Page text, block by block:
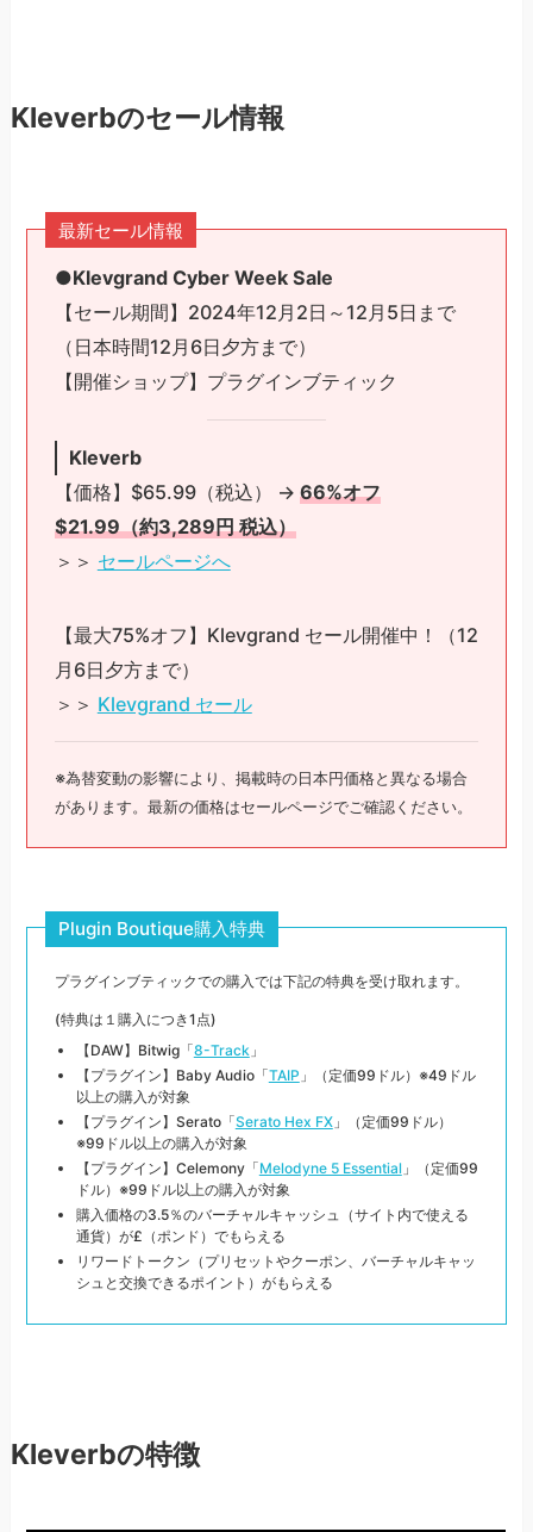
Kleverbのセール情報
最新セール情報
●Klevgrand Cyber Week Sale
【セール期間】2024年12月2日～12月5日まで
（日本時間12月6日夕方まで）
【開催ショップ】プラグインブティック
Kleverb
【価格】$65.99（税込） → 66%オフ
$21.99（約3,289円 税込）
＞＞ セールページへ
【最大75%オフ】Klevgrand セール開催中！（12
月6日夕方まで）
＞＞ Klevgrand セール
※為替変動の影響により、掲載時の日本円価格と異なる場合
があります。最新の価格はセールページでご確認ください。
Plugin Boutique購入特典
プラグインブティックでの購入では下記の特典を受け取れます。
(特典は１購入につき1点)
【DAW】Bitwig「8-Track 」
【プラグイン】Baby Audio「TAIP 」（定価99ドル）※49ドル
以上の購入が対象
【プラグイン】Serato「Serato Hex FX」（定価99ドル）
※99ドル以上の購入が対象
【プラグイン】Celemony「Melodyne 5 Essential」（定価99
ドル）※99ドル以上の購入が対象
購入価格の3.5％のバーチャルキャッシュ（サイト内で使える
通貨）が£（ポンド）でもらえる
リワードトークン（プリセットやクーポン、バーチャルキャッ
シュと交換できるポイント）がもらえる
Kleverbの特徴